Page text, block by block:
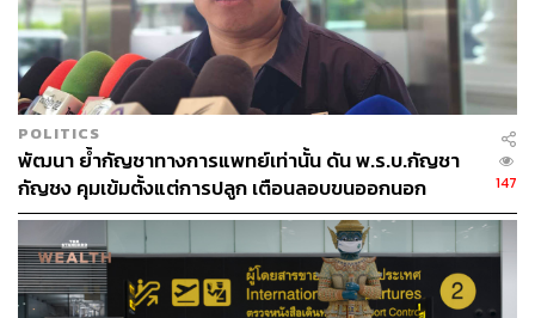
POLITICS
พัฒนา ย้ำกัญชาทางการแพทย์เท่านั้น ดัน พ.ร.บ.กัญชา
กัญชง คุมเข้มตั้งแต่การปลูก เตือนลอบขนออกนอก
ประเทศเสี่ยงคุก
147